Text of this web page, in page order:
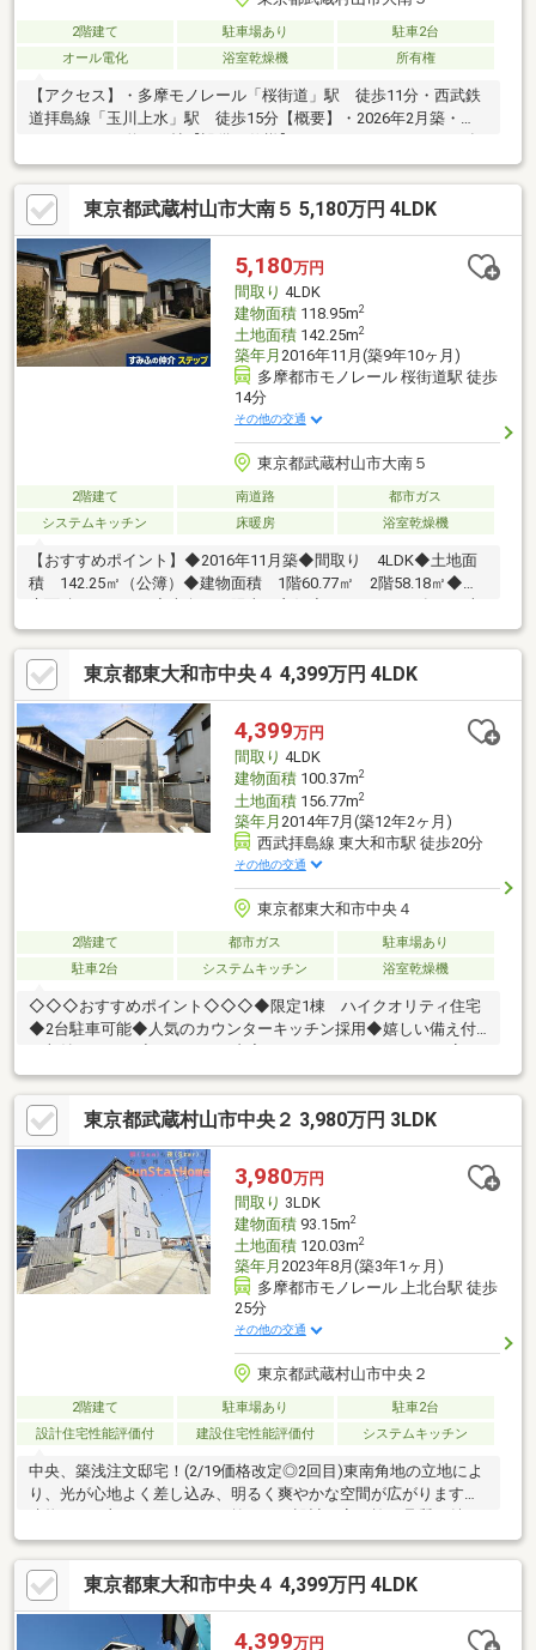
2階建て 駐車場あり
駐車2台
オール電化
浴室乾燥機 所有権
【アクセス】・多摩モノレール「桜街道」駅 徒歩11分・西武鉄
道拝島線「玉川上水」駅 徒歩15分【概要】・2026年2月築・
器洗い乾燥機付）・IHクッキングヒーター・カースペース2台分
（車種による）・モニター付きインターホン・三絆地所施工
東京都武蔵村山市大南５ 5,180万円 4LDK
5,180万円
間取り 4LDK
建物面積118.95m2
土地面積142.25m2
築年月 2016年11月(築9年10ヶ月)
多摩都市モノレール 桜街道駅 徒歩
14分
その他の交通
東京都武蔵村山市大南５
2階建て 南道路
都市ガス
システムキッチン
床暖房 浴室乾燥機
【おすすめポイント】◆2016年11月築◆間取り 4LDK◆土地面
積 142.25㎡（公簿）◆建物面積 1階60.77㎡ 2階58.18㎡◆延
種による）◆ミサワホーム施工◆多摩モノレール線「桜街道」
駅 徒歩14分◆西武拝島線「玉川上水」駅 徒歩16分◆閑静な住
宅街◆区画の整った分譲地
東京都東大和市中央４ 4,399万円 4LDK
4,399万円
間取り 4LDK
建物面積100.37m2
土地面積156.77m2
築年月 2014年7月(築12年2ヶ月)
西武拝島線 東大和市駅 徒歩20分
その他の交通
東京都東大和市中央４
2階建て 都市ガス
駐車場あり
駐車2台
システムキッチン 浴室乾燥機
◇◇◇おすすめポイント◇◇◇◆限定1棟 ハイクオリティ住宅
◆2台駐車可能◆人気のカウンターキッチン採用◆嬉しい備え付
更、浄水器）・浴室（ミラー変更、水栓変更）・洗面化粧台交
換・トイレ交換・照明器具交換・フロアタイル貼替・クロス貼
替・ハウスクリーニング実施済み
東京都武蔵村山市中央２ 3,980万円 3LDK
3,980万円
間取り 3LDK
建物面積93.15m2
土地面積120.03m2
築年月 2023年8月(築3年1ヶ月)
多摩都市モノレール 上北台駅 徒歩
25分
その他の交通
東京都武蔵村山市中央２
2階建て 駐車場あり
駐車2台
設計住宅性能評価付
建設住宅性能評価付 システムキッチン
中央、築浅注文邸宅！(2/19価格改定◎2回目)東南角地の立地によ
り、光が心地よく差し込み、明るく爽やかな空間が広がります。
力。優れた「C値0.5気密性・断熱性」の為、冬は暖かく、夏は涼
しい理想的な住環境を保ちます。冷暖房効率にも優れ快適さと省
エネ性を両立した、まさに“人にも家計にもやさしい住まい”で
す。広々としたリビングは憩いの空間となり、キッチンや水回り
も工夫が凝らされ、使い勝手と美しさを両立。収納力にも優れ、
東京都東大和市中央４ 4,399万円 4LDK
4,399万円